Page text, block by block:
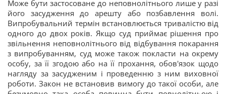
Може бути застосоване до неповнолітнього лише у разі
його засудження до арешту або позбавлення волі.
Випробувальний термін встановлюється тривалістю від
одного до двох років. Якщо суд приймає рішення про
звільнення неповнолітнього від відбування покарання
з випробуванням, суд може також покласти на окрему
особу, за її згодою або на її прохання, обов'язок щодо
нагляду за засудженим і проведенню з ним виховної
роботи. Закон не встановив вимогу до такої особи, але